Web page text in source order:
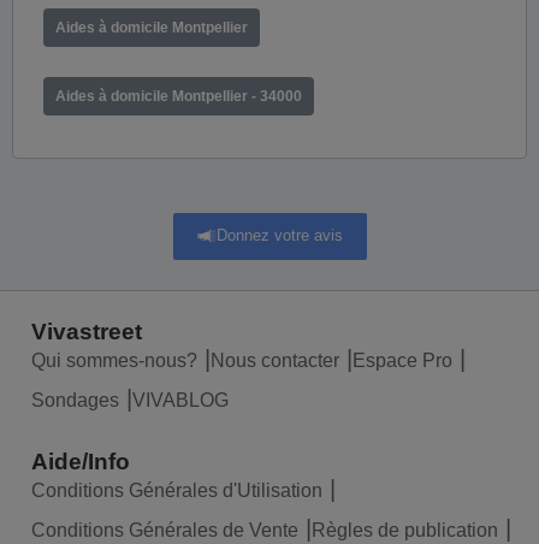
Aides à domicile Montpellier
Aides à domicile Montpellier - 34000
Donnez votre avis
Vivastreet
Qui sommes-nous? Nous contacter
Espace Pro
Sondages
VIVABLOG
Aide/Info
Conditions Générales d'Utilisation
Conditions Générales de Vente
Règles de publication